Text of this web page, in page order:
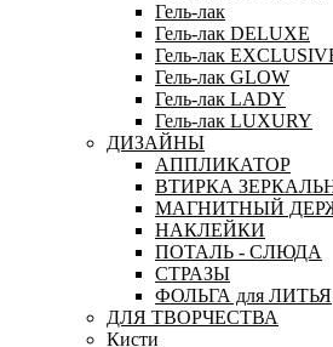
Гель-лак
Гель-лак DELUXE
Гель-лак
Гель-лак GLOW
Гель-лак LADY
Гель-лак LUXURY
ДИЗАЙНЫ
АППЛИКАТОР
ВТИРКА
МАГНИТНЫЙ
НАКЛЕЙКИ
ПОТАЛЬ - СЛЮДА
СТРАЗЫ
ФОЛЬГА для ЛИТЬЯ
ДЛЯ ТВОРЧЕСТВА
Кисти